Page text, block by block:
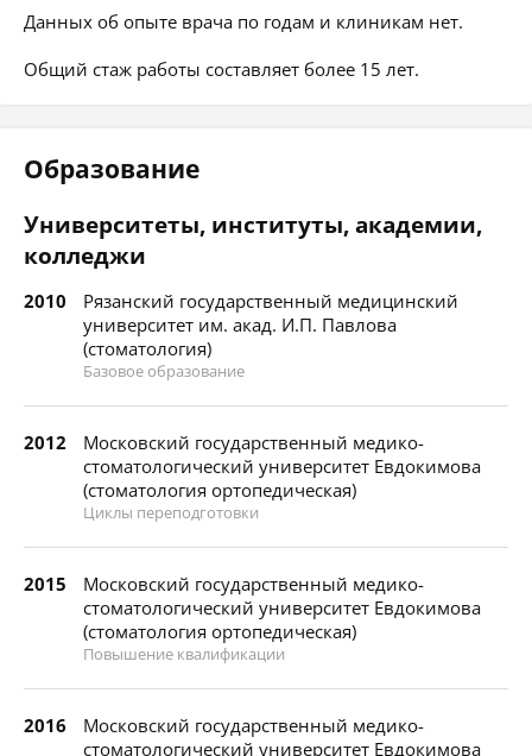
Данных об опыте врача по годам и клиникам нет.
Общий стаж работы составляет более 15 лет.
Образование
Университеты, институты, академии,
колледжи
2010
Рязанский государственный медицинский
университет им. акад. И.П. Павлова
(стоматология)
Базовое образование
2012
Московский государственный медико-
стоматологический университет Евдокимова
(стоматология ортопедическая)
Циклы переподготовки
2015
Московский государственный медико-
стоматологический университет Евдокимова
(стоматология ортопедическая)
Повышение квалификации
2016
Московский государственный медико-
стоматологический университет Евдокимова